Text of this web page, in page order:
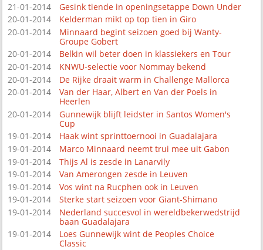
21-01-2014
Gesink tiende in openingsetappe Down Under
20-01-2014
Kelderman mikt op top tien in Giro
20-01-2014
Minnaard begint seizoen goed bij Wanty-
Groupe Gobert
20-01-2014
Belkin wil beter doen in klassiekers en Tour
20-01-2014
KNWU-selectie voor Nommay bekend
20-01-2014
De Rijke draait warm in Challenge Mallorca
20-01-2014
Van der Haar, Albert en Van der Poels in
Heerlen
20-01-2014
Gunnewijk blijft leidster in Santos Women's
Cup
19-01-2014
Haak wint sprinttoernooi in Guadalajara
19-01-2014
Marco Minnaard neemt trui mee uit Gabon
19-01-2014
Thijs Al is zesde in Lanarvily
19-01-2014
Van Amerongen zesde in Leuven
19-01-2014
Vos wint na Rucphen ook in Leuven
19-01-2014
Sterke start seizoen voor Giant-Shimano
19-01-2014
Nederland succesvol in wereldbekerwedstrijd
baan Guadalajara
19-01-2014
Loes Gunnewijk wint de Peoples Choice
Classic